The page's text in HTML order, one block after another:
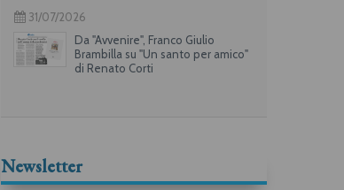
31/07/2026
Da "Avvenire", Franco Giulio
Brambilla su "Un santo per amico"
di Renato Corti
Newsletter